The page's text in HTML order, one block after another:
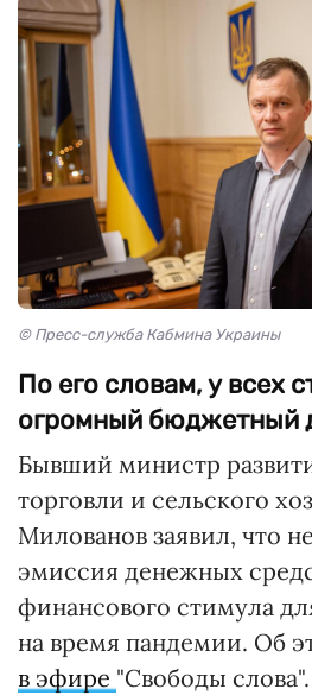
© Пресс-служба Кабмина Украины
По его словам, у всех
огромный бюджетный
Бывший министр
торговли и сельского
Милованов заявил, что
эмиссия денежных
финансового стимула
на время пандемии. Об
в эфире "Свободы слова".